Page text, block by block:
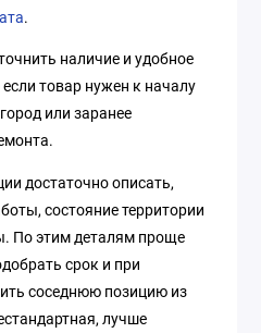
.
наличие и удобное
товар нужен к началу
или заранее
достаточно описать,
состояние территории
По этим деталям проще
срок и при
соседнюю позицию из
лучше